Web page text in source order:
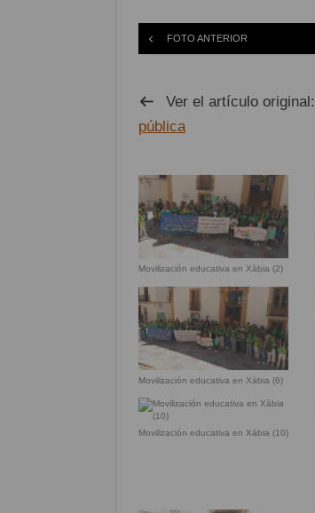
FOTO ANTERIOR
Ver el artículo original:
pública
Movilización educativa en Xàbia (2)
Movilización educativa en Xàbia (6)
Movilización educativa en Xàbia (10)